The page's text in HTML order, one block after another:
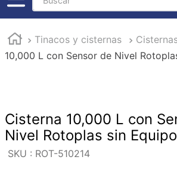
Tinacos y cisternas
10,000 L con Sensor de Nivel
Cisterna 10,000 L con
Nivel Rotoplas sin Equipo
: ROT-510214
1.
pisos
2.
loseta
5 .
lavabo